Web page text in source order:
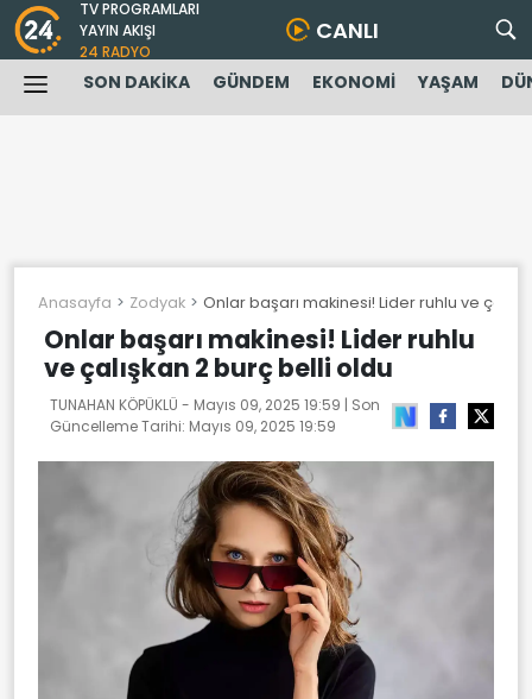
TV PROGRAMLARI
YAYIN AKIŞI
24 RADYO
CANLI
SON DAKİKA GÜNDEM EKONOMİ YAŞAM
Anasayfa Zodyak Onlar başarı makinesi! Lider ruhlu ve
Onlar başarı makinesi! Lider ruhlu
ve çalışkan 2 burç belli oldu
TUNAHAN KÖPÜKLÜ - Mayıs 09, 2025 19:59 | Son
Güncelleme Tarihi: Mayıs 09, 2025 19:59